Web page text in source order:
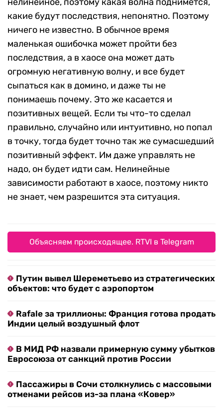
какие будут последствия, непонятно. Поэтому
ничего не известно. В обычное время
маленькая ошибочка может пройти без
последствия, а в хаосе она может дать
огромную негативную волну, и все будет
сыпаться как в домино, и даже ты не
понимаешь почему. Это же касается и
позитивных вещей. Если ты что-то сделал
правильно, случайно или интуитивно, но попал
в точку, тогда будет точно так же сумасшедший
позитивный эффект. Им даже управлять не
надо, он будет идти сам. Нелинейные
зависимости работают в хаосе, поэтому никто
не знает, чем разрешится эта ситуация.
Объясняем происходящее. RTVI в Telegram
Путин вывел Шереметьево из стратегических
объектов: что будет с аэропортом
Rafale за триллионы: Франция готова продать
Индии целый воздушный флот
В МИД РФ назвали примерную сумму убытков
Евросоюза от санкций против России
Пассажиры в Сочи столкнулись с массовыми
отменами рейсов из-за плана «Ковер»